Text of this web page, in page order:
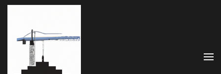
Zum
springen
drücken)